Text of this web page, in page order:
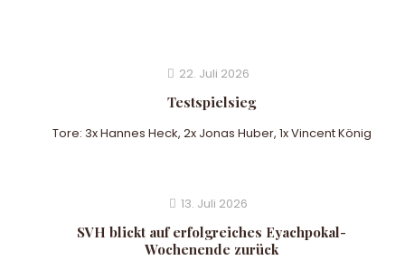
22. Juli 2026
Testspielsieg
Tore: 3x Hannes Heck, 2x Jonas Huber, 1x Vincent König
13. Juli 2026
SVH blickt auf erfolgreiches Eyachpokal-
Wochenende zurück